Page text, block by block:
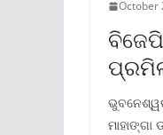
October
ମାହାଙ୍ଗା